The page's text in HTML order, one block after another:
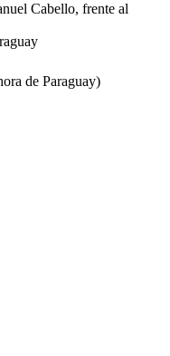
Cabello, frente al
de Paraguay)